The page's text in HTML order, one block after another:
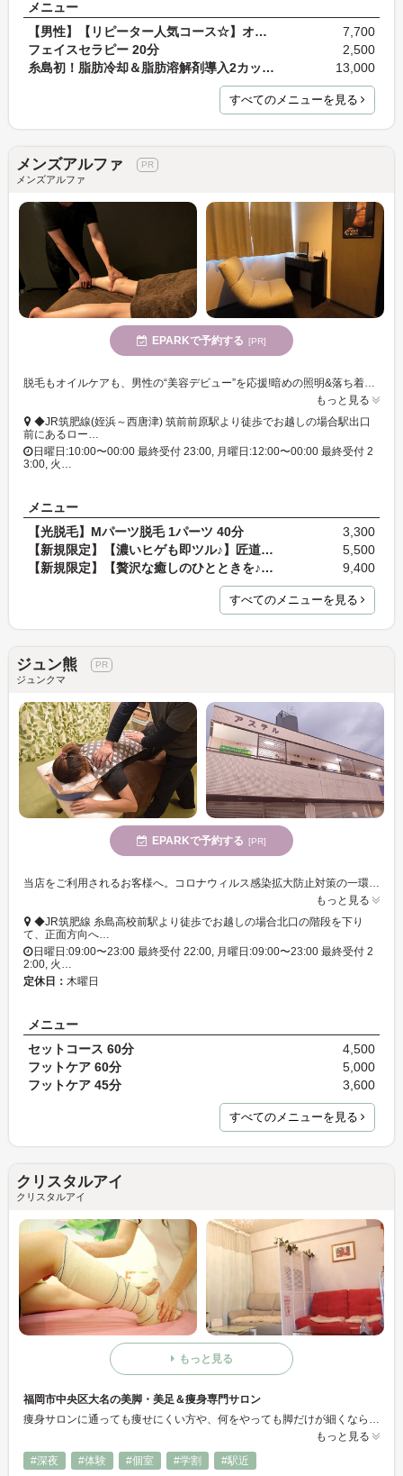
メニュー
【男性】【リピーター人気コース☆】オイルトリートメ…
7,700
フェイスセラピー 20分
2,500
糸島初！脂肪冷却＆脂肪溶解剤導入2カップ20,000円→1…
13,000
すべてのメニューを見る
メンズアルファ
メンズアルファ
EPARKで予約する [PR]
もっと見る
◆JR筑肥線(姪浜～西唐津) 筑前前原駅より徒歩でお越しの場合駅出口
前にあるロー…
日曜日:10:00〜00:00 最終受付 23:00, 月曜日:12:00〜00:00 最終受付 2
3:00, 火…
メニュー
【光脱毛】Mパーツ脱毛 1パーツ 40分
3,300
【新規限定】【濃いヒゲも即ツル♪】匠道ヒゲワックス…
5,500
【新規限定】【贅沢な癒しのひとときを♪】全身オイル…
9,400
すべてのメニューを見る
ジュン熊
ジュンクマ
EPARKで予約する [PR]
当店をご利用されるお客様へ。コロナウィルス感染拡大防止対策の一環として、飲酒を伴う会食、飲み会帰りの方(近隣の方含む)。他県からの新規の方は、ご入店をお断りしております。ご協力をお願いします。
もっと見る
◆JR筑肥線 糸島高校前駅より徒歩でお越しの場合北口の階段を下り
て、正面方向へ…
日曜日:09:00〜23:00 最終受付 22:00, 月曜日:09:00〜23:00 最終受付 2
2:00, 火…
定休日： 木曜日
メニュー
セットコース 60分
4,500
フットケア 60分
5,000
フットケア 45分
3,600
すべてのメニューを見る
クリスタルアイ
クリスタルアイ
もっと見る
福岡市中央区大名の美脚・美足＆痩身専門サロン
痩身サロンに通っても痩せにくい方や、何をやっても脚だけが細くならない方などでも結果が出るよう、当サロンでは4種類のキャビテーションマシンを揃えております。 お一人お一人の体質や状態に合わせてマシンを使い分けることにより早い結果を出し、多くのお客様に喜ばれております。
もっと見る
#深夜
#体験 #個室 #学割 #駅近